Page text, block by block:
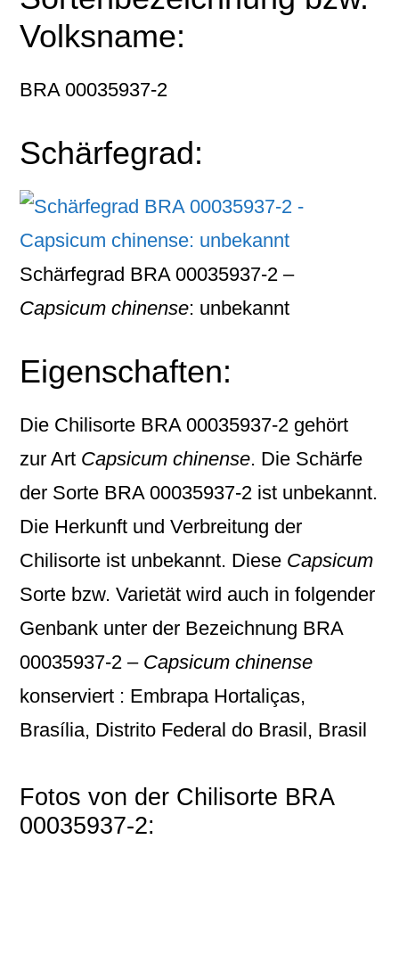
Volksname:
BRA 00035937-2
Schärfegrad:
Schärfegrad BRA 00035937-2 –
Capsicum chinense: unbekannt
Eigenschaften:
Die Chilisorte BRA 00035937-2 gehört
zur Art Capsicum chinense. Die Schärfe
der Sorte BRA 00035937-2 ist unbekannt.
Die Herkunft und Verbreitung der
Chilisorte ist unbekannt. Diese Capsicum
Sorte bzw. Varietät wird auch in folgender
Genbank unter der Bezeichnung BRA
00035937-2 – Capsicum chinense
konserviert : Embrapa Hortaliças,
Brasília, Distrito Federal do Brasil, Brasil
Fotos von der Chilisorte BRA
00035937-2: